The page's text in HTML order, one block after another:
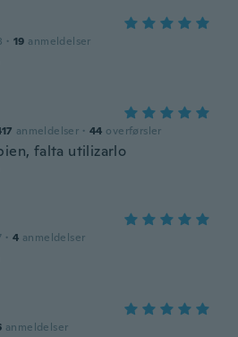
· 19 anmeldelser
anmeldelser · 44 overførsler
falta utilizarlo
· 4 anmeldelser
anmeldelser